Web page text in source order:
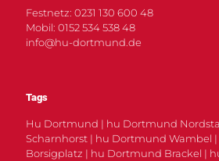
Festnetz: 0231 130 600 48
Mobil: 0152 534 538 48
info@hu-dortmund.de
Tags
Hu Dortmund | hu Dortmund
Scharnhorst | hu Dortmund Wambel
Borsigplatz | hu Dortmund Brackel |